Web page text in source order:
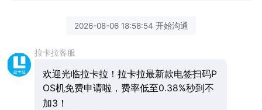
2026-08-06 18:58:54 开始沟通
拉卡拉客服
欢迎光临拉卡拉！拉卡拉最新款电签扫码P
OS机免费申请啦，费率低至0.38%秒到不
加3！